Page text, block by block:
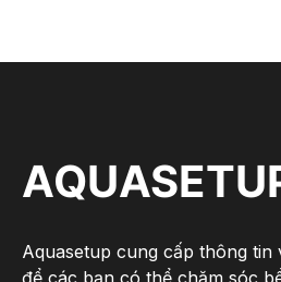
Aquasetup cung cấp thông tin